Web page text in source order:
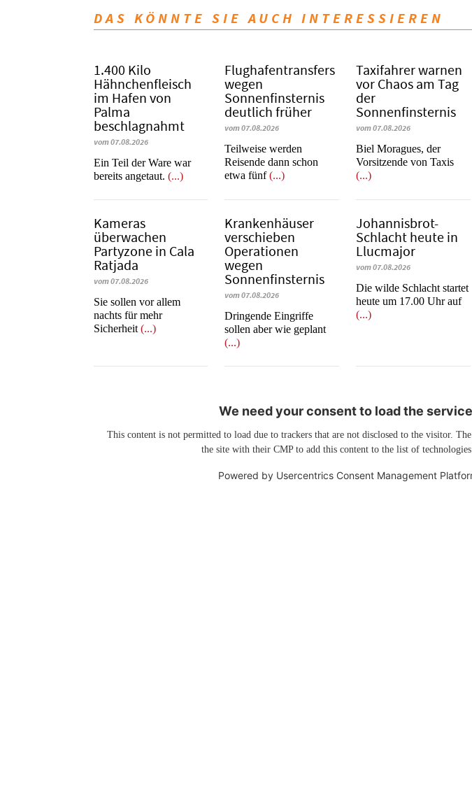
DAS KÖNNTE SIE AUCH INTERESSIEREN
1.400 Kilo
Hähnchenfleisch
im Hafen von
Palma
beschlagnahmt
vom 07.08.2026
​​​​​​​Ein Teil der Ware war
bereits angetaut. (...)
Flughafentransfers
wegen
Sonnenfinsternis
deutlich früher
vom 07.08.2026
Teilweise werden
Reisende dann schon
etwa fünf(...)
Taxifahrer warnen
vor Chaos am Tag
der
Sonnenfinsternis
vom 07.08.2026
​​​​​​​Biel Moragues, der
Vorsitzende von Taxis
(...)
Kameras
überwachen
Partyzone in Cala
Ratjada
vom 07.08.2026
Sie sollen vor allem
nachts für mehr
Sicherheit (...)
Krankenhäuser
verschieben
Operationen
wegen
Sonnenfinsternis
vom 07.08.2026
Dringende Eingriffe
sollen aber wie geplant
(...)
Johannisbrot-
Schlacht heute in
Llucmajor
vom 07.08.2026
Die wilde Schlacht startet
heute um 17.00 Uhr auf
(...)
We need your consent to load the
This content is not permitted to load due to trackers that are not disclosed to the visitor.
the site with their CMP to add this content to the list of technologies
Powered by Usercentrics Consent Management